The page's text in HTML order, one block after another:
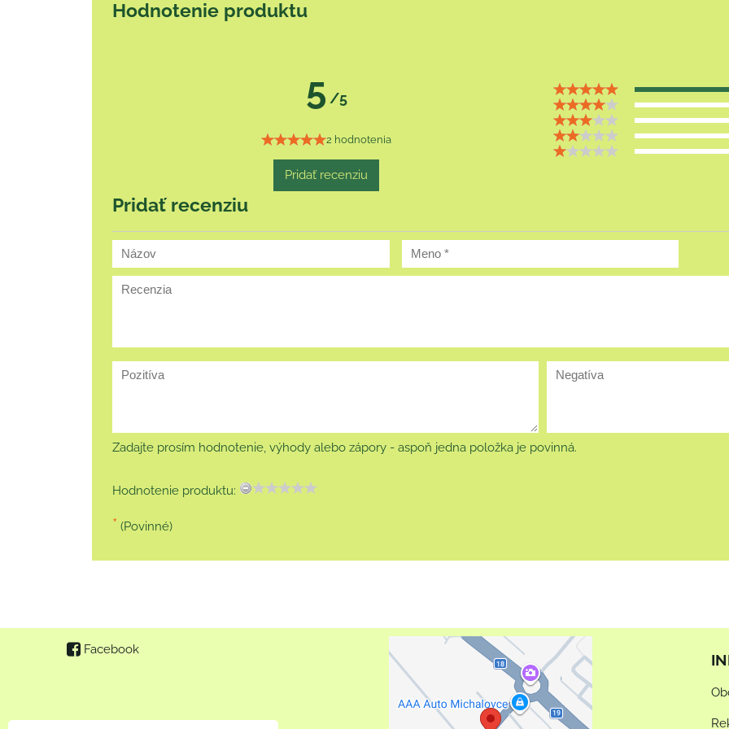
Hodnotenie produktu
5 /5
2 hodnotenia
Pridať recenziu
Pridať recenziu
Zadajte prosím hodnotenie, výhody alebo zápory - aspoň jedna položka je povinná.
Hodnotenie produktu:
* (Povinné)
Facebook
Externý obsah je
blokovaný Voľbami
súkromia